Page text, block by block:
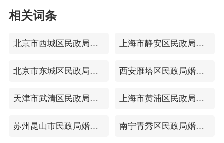
相关词条
北京市西城区民政局婚姻登记处 上海市静安区民政局婚姻登记处
北京市东城区民政局婚姻登记处 西安雁塔区民政局婚姻登记处
天津市武清区民政局婚姻登记处 上海市黄浦区民政局婚姻登记处
苏州昆山市民政局婚姻登记处 南宁青秀区民政局婚姻登记处